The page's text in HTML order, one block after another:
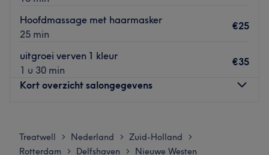
Wat we leuk vinden aan de salon:
Sfeer: vriendelijk & verzorgd
Gebruikte merken en producten: Oh My Lash
Go to venue
Hoofdmassage met haarmasker
25 min
€25
uitgroei verven 1 kleur
1 u 30 min
€35
Kort overzicht salongegevens
Dinsdag
10:00
Woensdag
Treatwell > Nederland > Zuid-Holland >
Rotterdam > Delfshaven > Nieuwe Westen